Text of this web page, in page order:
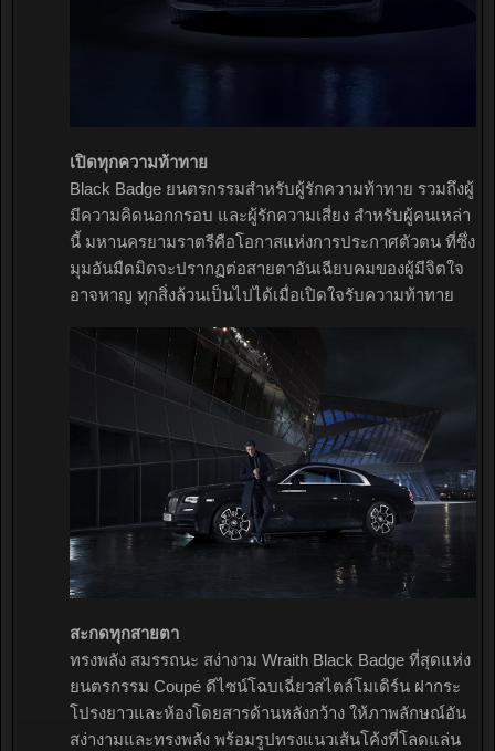
เปิดทุกความท้าทาย
Black Badge ยนตรกรรมสำหรับผู้รักความท้าทาย รวมถึงผู้
มีความคิดนอกกรอบ และผู้รักความเสี่ยง สำหรับผู้คนเหล่า
นี้ มหานครยามราตรีคือโอกาสแห่งการประกาศตัวตน ที่ซึ่ง
มุมอันมืดมิดจะปรากฏต่อสายตาอันเฉียบคมของผู้มีจิตใจ
อาจหาญ ทุกสิ่งล้วนเป็นไปได้เมื่อเปิดใจรับความท้าทาย
สะกดทุกสายตา
ทรงพลัง สมรรถนะ สง่างาม Wraith Black Badge ที่สุดแห่ง
ยนตรกรรม Coupé ดีไซน์โฉบเฉี่ยวสไตล์โมเดิร์น ฝากระ
โปรงยาวและห้องโดยสารด้านหลังกว้าง ให้ภาพลักษณ์อัน
สง่างามและทรงพลัง พร้อมรูปทรงแนวเส้นโค้งที่โลดแล่น